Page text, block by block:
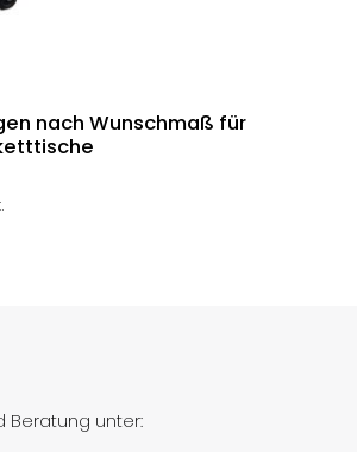
nach Wunschmaß für
Beratung unter: